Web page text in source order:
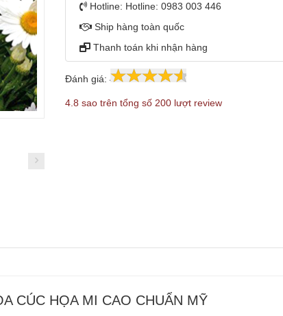
Hotline: Hotline: 0983 003 446
Ship hàng toàn quốc
Thanh toán khi nhận hàng
Đánh giá: 4.8 200
4.8 sao trên tổng số 200 lượt review
CÚC HỌA MI CAO CHUẨN MỸ